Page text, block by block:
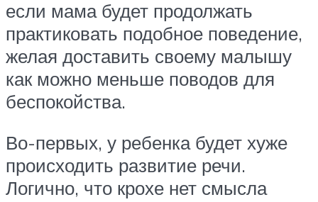
если мама будет продолжать
практиковать подобное поведение,
желая доставить своему малышу
как можно меньше поводов для
беспокойства.
Во-первых, у ребенка будет хуже
происходить развитие речи.
Логично, что крохе нет смысла